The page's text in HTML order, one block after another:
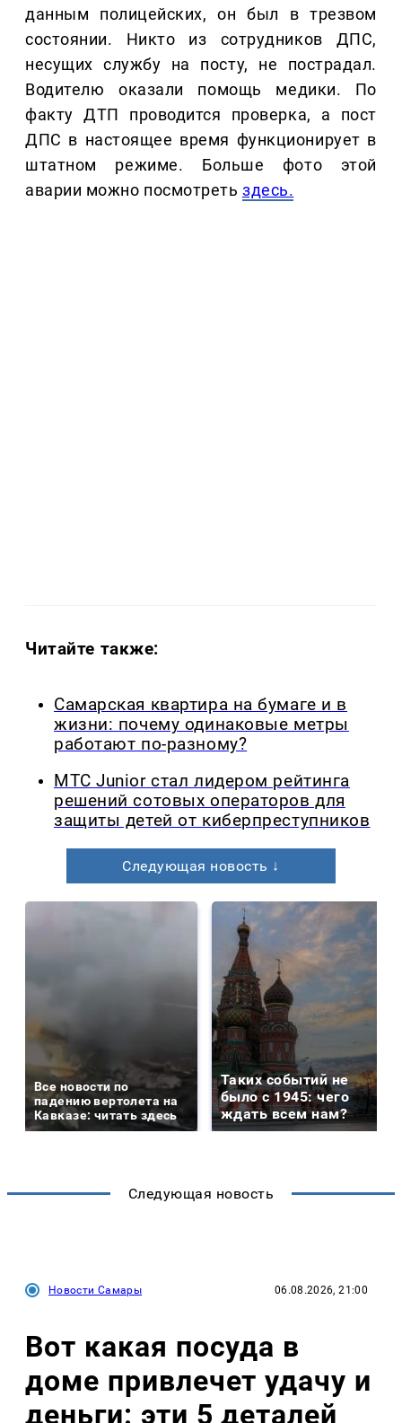
данным полицейских, он был в трезвом
состоянии. Никто из сотрудников ДПС,
несущих службу на посту, не пострадал.
Водителю оказали помощь медики. По
факту ДТП проводится проверка, а пост
ДПС в настоящее время функционирует в
штатном режиме. Больше фото этой
аварии можно посмотреть здесь.
Читайте также:
Самарская квартира на бумаге и в
жизни: почему одинаковые метры
работают по-разному?
МТС Junior стал лидером рейтинга
решений сотовых операторов для
защиты детей от киберпреступников
Следующая новость ↓
Все новости по
падению вертолета на
Кавказе: читать здесь
Таких событий не
было с 1945: чего
ждать всем нам?
Следующая новость
Новости Самары 06.08.2026, 21:00
Вот какая посуда в
доме привлечет удачу и
деньги: эти 5 деталей